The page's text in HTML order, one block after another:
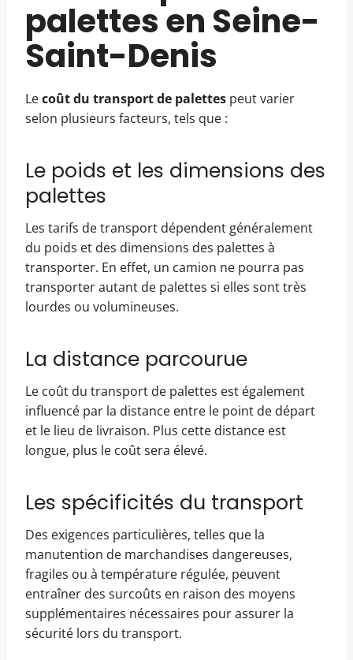
palettes en Seine-
Saint-Denis
Lecoût du transport de palettes peut varier
selon plusieurs facteurs, tels que :
Le poids et les dimensions des
palettes
Les tarifs de transport dépendent généralement
du poids et des dimensions des palettes à
transporter. En effet, un camion ne pourra pas
transporter autant de palettes si elles sont très
lourdes ou volumineuses.
La distance parcourue
Le coût du transport de palettes est également
influencé par la distance entre le point de départ
et le lieu de livraison. Plus cette distance est
longue, plus le coût sera élevé.
Les spécificités du transport
Des exigences particulières, telles que la
manutention de marchandises dangereuses,
fragiles ou à température régulée, peuvent
entraîner des surcoûts en raison des moyens
supplémentaires nécessaires pour assurer la
sécurité lors du transport.